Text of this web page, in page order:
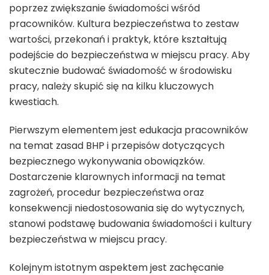
poprzez zwiększanie świadomości wśród
pracowników. Kultura bezpieczeństwa to zestaw
wartości, przekonań i praktyk, które kształtują
podejście do bezpieczeństwa w miejscu pracy. Aby
skutecznie budować świadomość w środowisku
pracy, należy skupić się na kilku kluczowych
kwestiach.
Pierwszym elementem jest edukacja pracowników
na temat zasad BHP i przepisów dotyczących
bezpiecznego wykonywania obowiązków.
Dostarczenie klarownych informacji na temat
zagrożeń, procedur bezpieczeństwa oraz
konsekwencji niedostosowania się do wytycznych,
stanowi podstawę budowania świadomości i kultury
bezpieczeństwa w miejscu pracy.
Kolejnym istotnym aspektem jest zachęcanie